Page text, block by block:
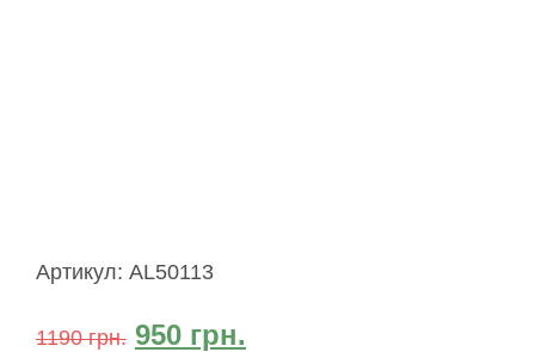
Артикул: AL50113
1190грн. 950 грн.